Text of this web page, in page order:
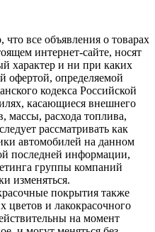
все объявления о товарах
интернет-сайте, носят
характер и ни при каких
офертой, определяемой
кодекса Российской
касающиеся внешнего
массы, расхода топлива,
рассматривать как
автомобилей на данном
последней информации,
группы компаний
изменяться.
покрытия также
цветов и лакокрасочного
на момент